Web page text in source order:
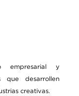
empresarial y
que desarrollen
creativas.